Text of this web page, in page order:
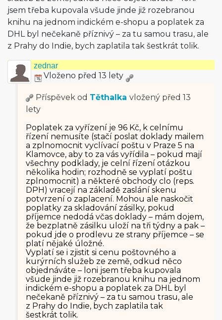
jsem třeba kupovala všude jinde již rozebranou
knihu na jednom indickém e-shopu a poplatek za
DHL byl nečekaně příznivý – za tu samou trasu, ale
z Prahy do Indie, bych zaplatila tak šestkrát tolik.
zednar
Vloženo před 13 lety
Příspěvek od Těthalka vložený před 13
lety
Poplatek za vyřízení je 96 Kč, k celnímu
řízení nemusíte (stačí poslat doklady mailem
a zplnomocnit vyclívací poštu v Praze 5 na
Klamovce, aby to za vás vyřídila – pokud mají
všechny podklady, je celní řízení otázkou
několika hodin; rozhodně se vyplatí poštu
zplnomocnit) a některé obchody clo (reps.
DPH) vracejí na základě zaslání skenu
potvrzení o zaplacení. Mohou ale naskočit
poplatky za skladování zásilky, pokud
příjemce nedodá včas doklady – mám dojem,
že bezplatně zásilku uloží na tři týdny a pak –
pokud jde o prodlevu ze strany příjemce – se
platí nějaké úložné.
Vyplatí se i zjistit si cenu poštovného a
kurýrních služeb ze země, odkud něco
objednáváte – loni jsem třeba kupovala
všude jinde již rozebranou knihu na jednom
indickém e-shopu a poplatek za DHL byl
nečekaně příznivý – za tu samou trasu, ale
z Prahy do Indie, bych zaplatila tak
šestkrát tolik.